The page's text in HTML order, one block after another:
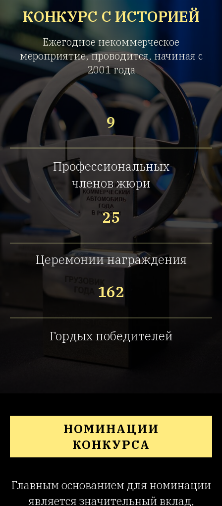
КОНКУРС С ИСТОРИЕЙ
Ежегодное некоммерческое
мероприятие, проводится, начиная с
2001 года
9
Профессиональных
членов жюри
25
Церемонии награждения
162
Гордых победителей
НОМИНАЦИИ
КОНКУРСА
Главным основанием для номинации
является значительный вклад,